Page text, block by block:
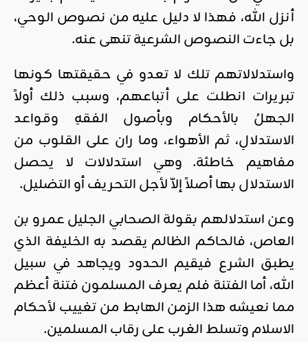
أنزل الله، فهذا لا دليل عليه من نصوص الوحي،
بل جاءت النصوص الشرعية تنهى عنه.
واستدلالاتهم تلك لا تعدو في حقيقتها كونها
تبريرات انطلت على أتباعهم، وسبب ذلك أولاً
الجهلُ بالأحكام وبأصول الفقهِ وقواعد
الاستدلالِ، ثم الأهواء، وما ران على القلوب من
مفاهيم خاطئة. وهي استدلالات لا يحصل
الاستدلال بها أصلاً إلاّ لأجل التحريف أو التضليل.
وعن استدلالهم بقولة الصحابي الجليل عمرو بن
العاص، فالحاكم الظالم يقصد به الخليفة الذي
يطبق الشرع فيقيم الحدود ويجاهد في سبيل
الله، أما الفتنة فلم يعرف المسلمون فتنة أعظم
مما نعيشه هذا الزمن الهابط من تغييب لأحكام
الاسلام وتسلط الغرب على رقاب المسلمين.